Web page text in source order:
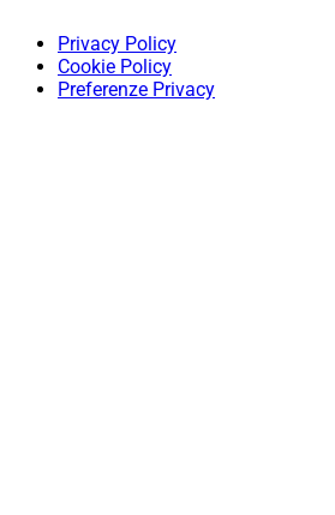
Privacy Policy
Cookie Policy
Preferenze Privacy